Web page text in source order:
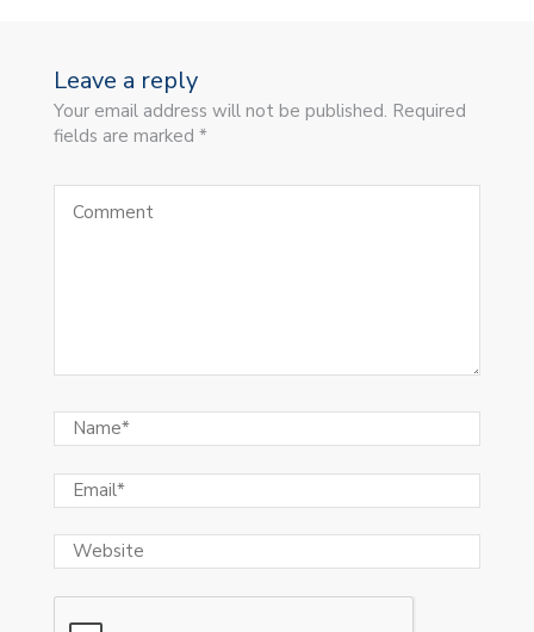
Leave a reply
Your email address will not be published. Required
fields are marked *